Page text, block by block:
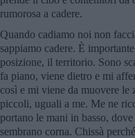
rumorosa a cadere.
Quando cadiamo noi non
sappiamo cadere. È
posizione, il territorio. Sono
fa piano, viene dietro e mi
così e mi viene da muovere le
piccoli, uguali a me. Me ne
portano le mani in basso,
sembrano corna. Chissà